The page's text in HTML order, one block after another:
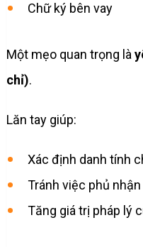
Chữ ký bên vay
Một mẹo quan trọng là
chỉ).
Lăn tay giúp:
Xác định danh tính
Tránh việc phủ
Tăng giá trị pháp lý